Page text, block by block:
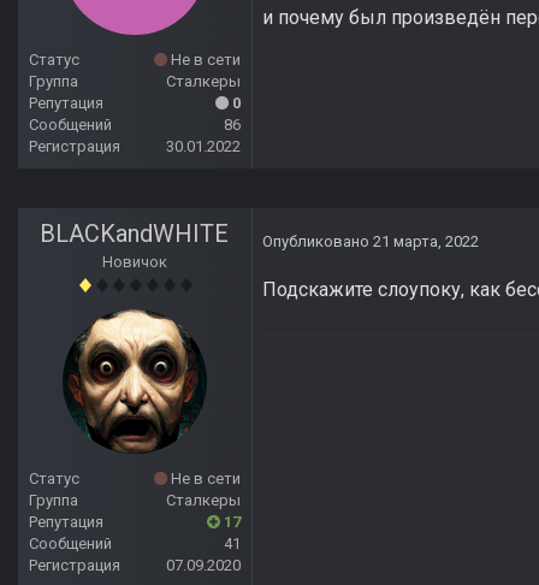
Статус
Не в сети
Группа
Сталкеры
Репутация
0
Сообщений
86
Регистрация
30.01.2022
и почему был произведён
BLACKandWHITE
Новичок
Статус
Не в сети
Группа
Сталкеры
Репутация
17
Сообщений
41
Регистрация
07.09.2020
Опубликовано 21 марта, 2022
Подскажите слоупоку, как